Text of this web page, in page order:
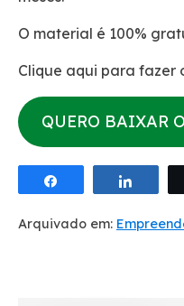
O material é 100%
Clique aqui para fazer
QUERO BAIXAR
Compartilhar
Arquivado em: